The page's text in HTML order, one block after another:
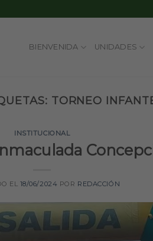
BIENVENIDA UNIDADES
TORNEO
INSTITUCIONAL
EL 18/06/2024 POR REDACCIÓN